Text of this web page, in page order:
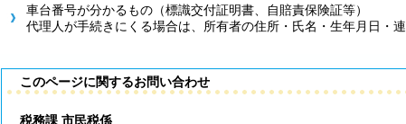
車台番号が分かるもの（標識交付証明書、自賠責保険証等）
代理人が手続きにくる場合は、所有者の住所・氏名・生年月日・
このページに関するお問い合わせ
税務課 市民税係